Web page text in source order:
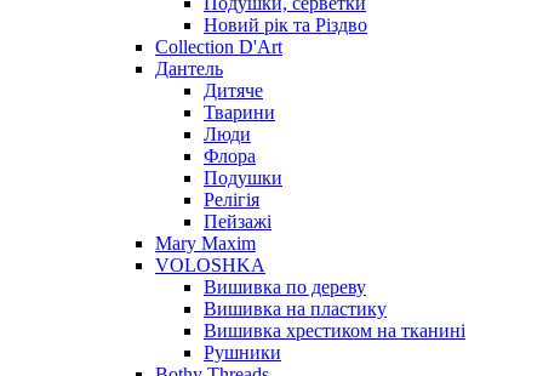
Новий рік та Різдво
Collection D'Art
Дантель
Дитяче
Тварини
Люди
Флора
Подушки
Релігія
Пейзажі
Mary Maxim
VOLOSHKA
Вишивка по дереву
Вишивка на пластику
Вишивка хрестиком на тканині
Рушники